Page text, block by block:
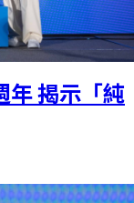
年 揭示「純